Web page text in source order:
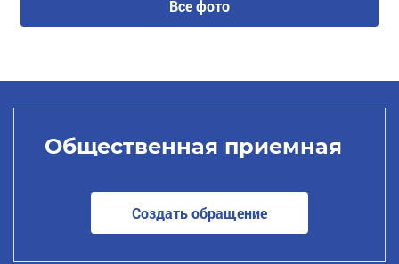
Все фото
Общественная приемная
Создать обращение